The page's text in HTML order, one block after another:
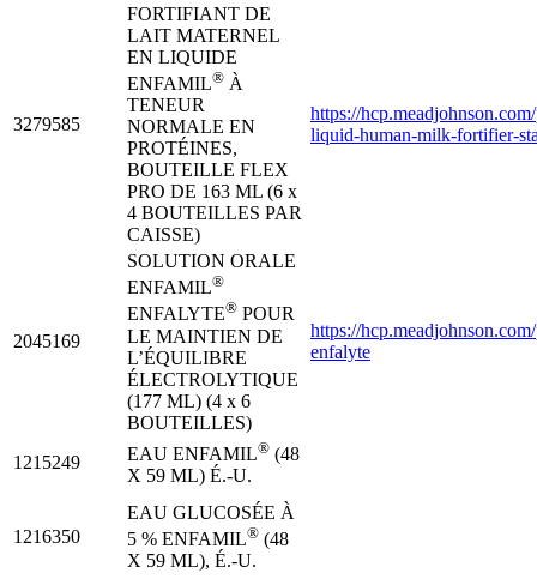
3279585
FORTIFIANT DE
LAIT MATERNEL
EN LIQUIDE
ENFAMIL® À
TENEUR
NORMALE EN
PROTÉINES,
BOUTEILLE FLEX
PRO DE 163 ML (6 x
4 BOUTEILLES PAR
CAISSE)
https://
liquid-human-milk-fortifier-
2045169
SOLUTION ORALE
ENFAMIL®
ENFALYTE® POUR
LE MAINTIEN DE
L’ÉQUILIBRE
ÉLECTROLYTIQUE
(177 ML) (4 x 6
BOUTEILLES)
https://
enfalyte
1215249 EAU ENFAMIL® (48
X 59 ML) É.-U.
1216350
EAU GLUCOSÉE À
5 % ENFAMIL® (48
X 59 ML), É.-U.